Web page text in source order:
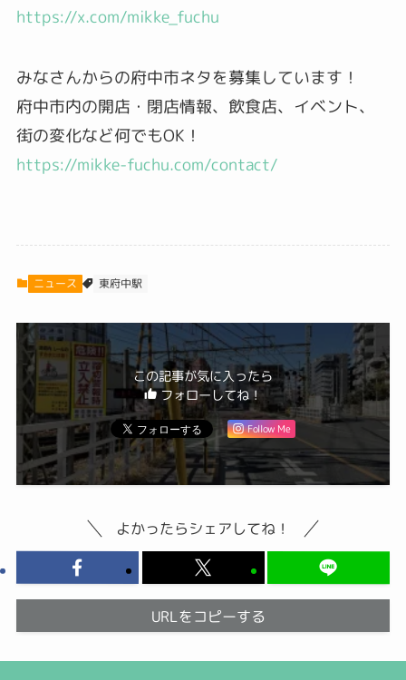
https://x.com/mikke_fuchu
みなさんからの府中市ネタを募集しています！
府中市内の開店・閉店情報、飲食店、イベント、
街の変化など何でもOK！
https://mikke-fuchu.com/contact/
ニュース 東府中駅
この記事が気に入ったら
フォローしてね！
Follow Me
よかったらシェアしてね！
URLをコピーする